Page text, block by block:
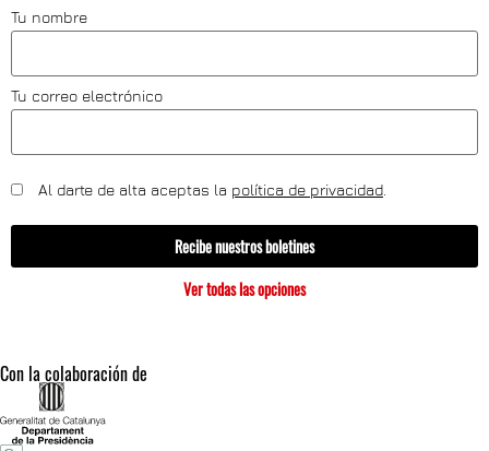
Tu nombre
Tu correo electrónico
Al darte de alta aceptas la política de privacidad
Recibe nuestros boletines
Ver todas las opciones
Con la colaboración de